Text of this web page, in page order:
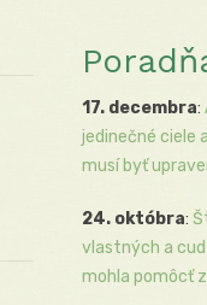
17. decembra:
jedinečné ciele
musí byť
24. októbra:
vlastných a
mohla pomôcť